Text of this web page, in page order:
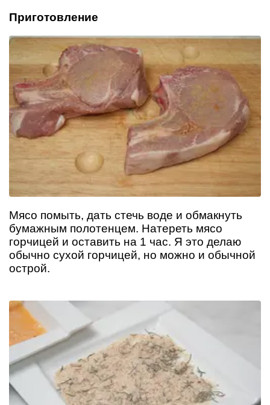
Приготовление
Мясо помыть, дать стечь воде и обмакнуть
бумажным полотенцем. Натереть мясо
горчицей и оставить на 1 час. Я это делаю
обычно сухой горчицей, но можно и обычной
острой.